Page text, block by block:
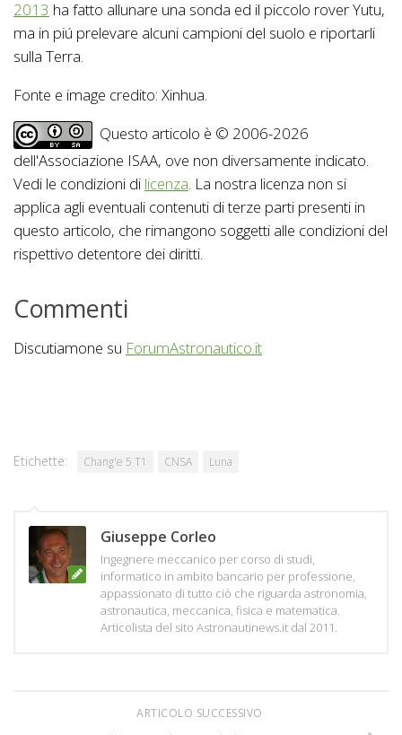
2013 ha fatto allunare una sonda ed il piccolo rover Yutu,
ma in piú prelevare alcuni campioni del suolo e riportarli
sulla Terra.
Fonte e image credito: Xinhua.
Questo articolo è © 2006-2026
dell'Associazione ISAA, ove non diversamente indicato.
Vedi le condizioni di licenza. La nostra licenza non si
applica agli eventuali contenuti di terze parti presenti in
questo articolo, che rimangono soggetti alle condizioni del
rispettivo detentore dei diritti.
Commenti
Discutiamone su ForumAstronautico.it
Etichette: Chang'e 5 T1 CNSA Luna
Giuseppe Corleo
Ingegnere meccanico per corso di studi,
informatico in ambito bancario per professione,
appassionato di tutto ciò che riguarda astronomia,
astronautica, meccanica, fisica e matematica.
Articolista del sito Astronautinews.it dal 2011.
ARTICOLO SUCCESSIVO